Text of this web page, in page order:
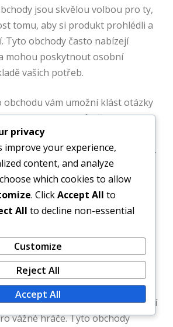
jsou skvělou volbou pro ty,
tomu, aby si produkt prohlédli a
Tyto obchody často nabízejí
mohou poskytnout osobní
vašich potřeb.
obchodu vám umožní klást otázky
a výkonu baseballů přímo od
Kromě toho se můžete vyhnout
a získat své basebally okamžitě.
obchody
s baseballovým vybavením se
na baseballové vybavení, což je činí
vážné hráče. Tyto obchody
privacy
improve your experience,
content, and analyze
which cookies to allow
. ClickAccept All to
All to decline non-essential
Customize
Reject All
Accept All